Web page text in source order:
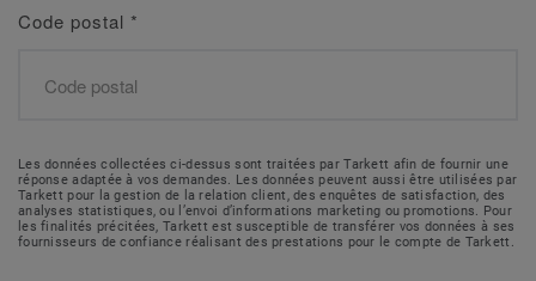
Code postal *
Les données collectées ci-dessus sont traitées par Tarkett afin de fournir une
réponse adaptée à vos demandes. Les données peuvent aussi être utilisées par
Tarkett pour la gestion de la relation client, des enquêtes de satisfaction, des
analyses statistiques, ou l’envoi d’informations marketing ou promotions. Pour
les finalités précitées, Tarkett est susceptible de transférer vos données à ses
fournisseurs de confiance réalisant des prestations pour le compte de Tarkett.